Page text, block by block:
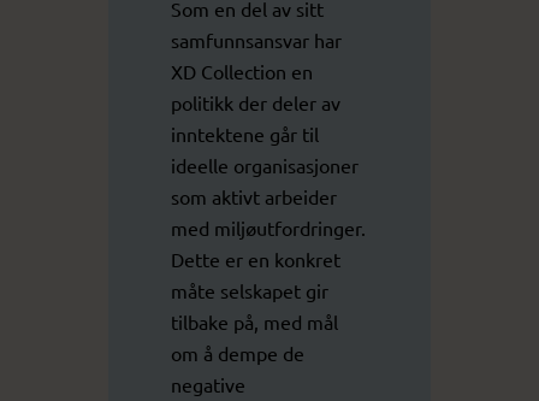
Som en del av sitt
samfunnsansvar har
XD Collection en
politikk der deler av
inntektene går til
ideelle organisasjoner
som aktivt arbeider
med miljøutfordringer.
Dette er en konkret
måte selskapet gir
tilbake på, med mål
om å dempe de
negative